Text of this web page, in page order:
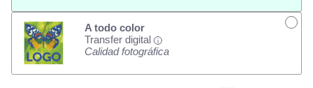
A todo color
Transfer digital
i
Calidad fotográfica